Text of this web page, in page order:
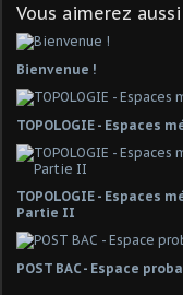
Vous aimerez
Bienvenue !
TOPOLOGIE - Espaces
TOPOLOGIE - Espaces
Partie II
POST BAC - Espace